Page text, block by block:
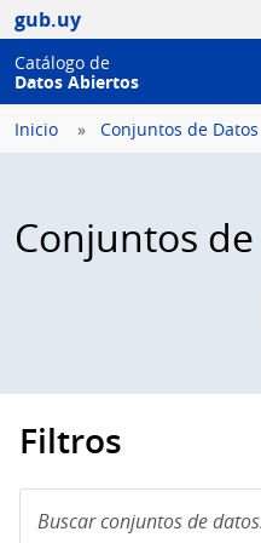
gub.uy
Catálogo de
Datos Abiertos
Inicio Conjuntos de Datos
Conjuntos
Filtros
conjuntos